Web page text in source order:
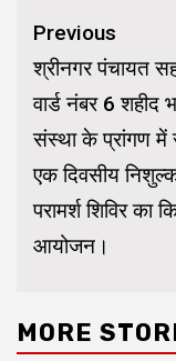
Continue
Reading
Previous
श्रीनगर पंचायत
वार्ड नंबर 6 शहीद
संस्था के प्रांगण में
एक दिवसीय
परामर्श शिविर का
आयोजन।
MORE